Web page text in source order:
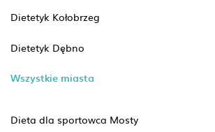
Dietetyk Kołobrzeg
Dietetyk Dębno
Wszystkie miasta
Dieta dla sportowca Mosty